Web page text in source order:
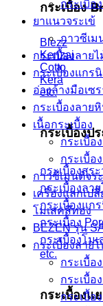
กระเบื้อง
Blezz
Kenzai
Cotto
Kera
etc.
กระเบื้องป
กระเบื้องสร
กระเบื้องลา
กระเบื้องแก
กระเบื้อง
กระเบื้องโมเ
etc.
กระเบื้อง
กระเบื้อ
ยาแนวจระเข้
กาวซีเม
กระเบื้องลาย
กระเบื้องแกร
อ่างล้างมือเซ
กระเบื้องลาย
เนื้อกระเบื้อง
กระเบื้อ
กระเบื้อ
กาวซีเมนต์จร
เครื่องแลกเป
โมเสคสีทอง
BEZEN รุ่น
กระเบื้องลาย
กระเบื้อ
กระเบื้อ
กระเบื้อ